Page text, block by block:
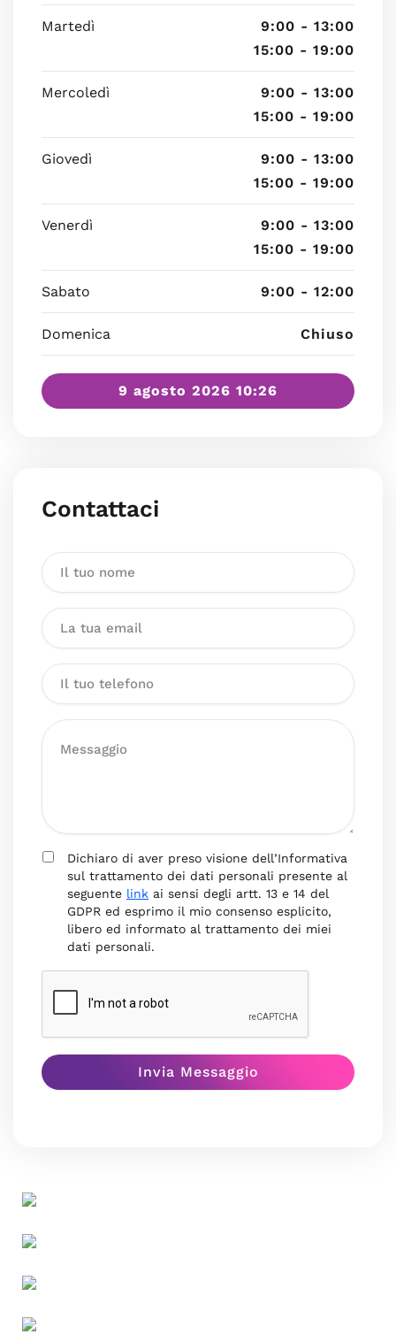
Martedì
9:00 - 13:00
15:00 - 19:00
Mercoledì
9:00 - 13:00
15:00 - 19:00
Giovedì
9:00 - 13:00
15:00 - 19:00
Venerdì
9:00 - 13:00
15:00 - 19:00
Sabato 9:00 - 12:00
Domenica Chiuso
9 agosto 2026 10:26
Contattaci
Dichiaro di aver preso visione dell’Informativa
sul trattamento dei dati personali presente al
seguente link ai sensi degli artt. 13 e 14 del
GDPR ed esprimo il mio consenso esplicito,
libero ed informato al trattamento dei miei
dati personali.